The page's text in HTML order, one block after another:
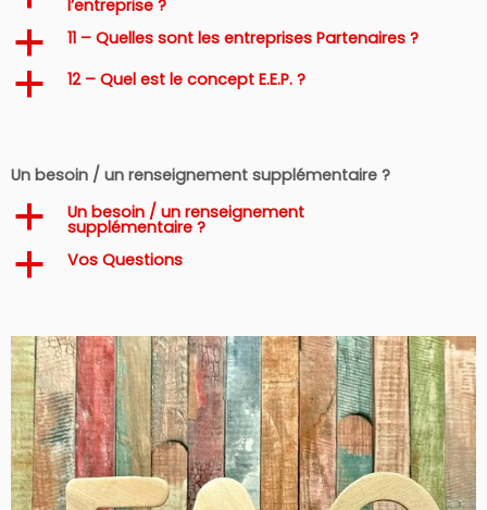
l’entreprise ?
a 11 – Quelles sont les entreprises Partenaires ?
a 12 – Quel est le concept E.E.P. ?
Un besoin / un renseignement supplémentaire ?
a Un besoin / un renseignement
supplémentaire ?
a Vos Questions